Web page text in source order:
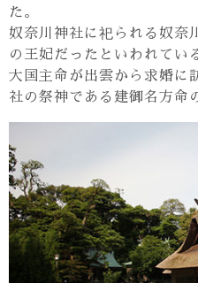
た。
奴奈川神社に祀られる奴奈
の王妃だったといわれてい
大国主命が出雲から求婚に
社の祭神である建御名方命